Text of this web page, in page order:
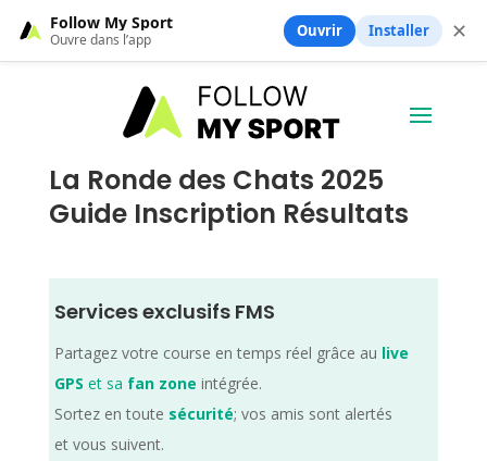
La Ronde des Chats 2025
Guide Inscription Résultats
Services exclusifs FMS
Partagez votre course en temps réel grâce au live
GPS et sa fan zone intégrée.
Sortez en toute sécurité; vos amis sont alertés
et vous suivent.
Follow My Sport
Ouvre dans l’app Ouvrir Installer ✕